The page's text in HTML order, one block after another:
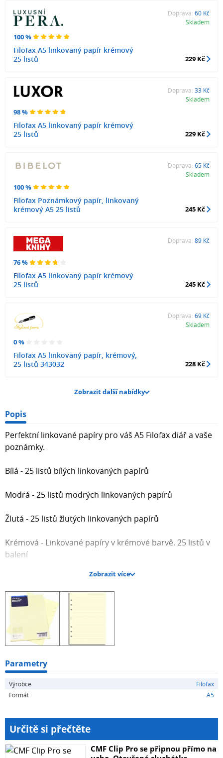
100 %
Filofax A5 linkovaný papír krémový
25 listů
Doprava: 60 Kč
Skladem
229 Kč
98 %
Filofax A5 linkovaný papír krémový
25 listů
Doprava: 33 Kč
Skladem
229 Kč
100 %
Filofax Poznámkový papír, linkovaný
krémový A5 25 listů
Doprava: 65 Kč
Skladem
245 Kč
76 %
Filofax A5 linkovaný papír krémový
25 listů
Doprava: 89 Kč
245 Kč
0 %
Filofax A5 linkovaný papír, krémový,
25 listů 343032
Doprava: 69 Kč
Skladem
228 Kč
Zobrazit další nabídky
Popis
Perfektní linkované papíry pro váš A5 Filofax diář a vaše
poznámky.
Bílá - 25 listů bílých linkovaných papírů
Modrá - 25 listů modrých linkovaných papírů
Žlutá - 25 listů žlutých linkovaných papírů
Krémová - Linkované papíry v krémové barvě. 25 listů v
balení
Mix pastelových barev - 60 linkovaných pastelových listů,
papír gramáže 80gsm
Mix barev - 30 listů barevných linkovaných papírů pro
váš diář Filofax (modrá, levandulová, lososová, růžová a
žlutá). 6 listů od každé barvy
Zobrazit více
Parametry
Výrobce
Filofax
Formát
A5
Určitě si přečtěte
CMF Clip Pro se připnou přímo na